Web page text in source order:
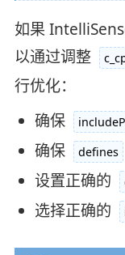
如果
以通过调整
行优化：
确保
确保
defines
设置正确的
选择正确的